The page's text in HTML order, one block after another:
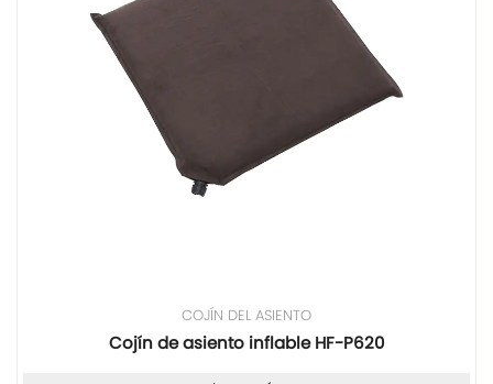
COJÍN DEL ASIENTO
Cojín de asiento inflable HF-P620